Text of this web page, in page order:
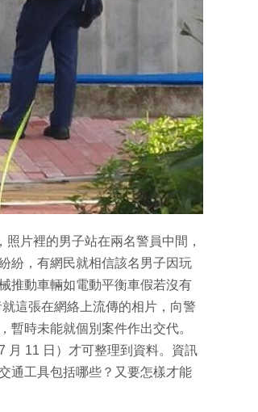
片裡的男子站在兩名警員中間，
紛，有網民就相信該名男子因玩
推動車輛如電動平衡車假若沒有
這張在網絡上流傳的相片，向警
暫時未能就個別案件作出交代。
月 11 日）才可整理到資料。資訊
通工具包括哪些？又要怎樣才能